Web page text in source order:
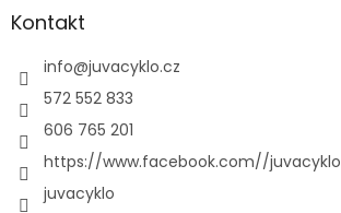
Kontakt
info@juvacyklo.cz
572 552 833
606 765 201
https://www.facebook.com//juvacyklo
juvacyklo